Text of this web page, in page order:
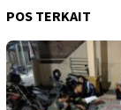
POS TERKAIT